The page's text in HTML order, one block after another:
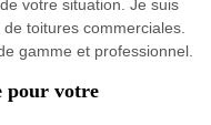
votre situation. Je suis
toitures commerciales.
gamme et professionnel.
pour votre